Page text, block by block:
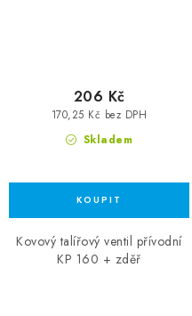
Skladem
170,25 Kč bez DPH
206 Kč
Kovový talířový ventil přívodní
KP 160 + zděř